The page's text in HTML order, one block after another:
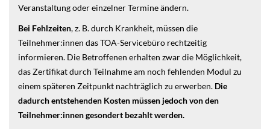
Veranstaltung oder einzelner Termine ändern.
Bei Fehlzeiten, z. B. durch Krankheit, müssen die
Teilnehmer:innen das TOA-Servicebüro rechtzeitig
informieren. Die Betroffenen erhalten zwar die Möglichkeit,
das Zertifikat durch Teilnahme am noch fehlenden Modul zu
einem späteren Zeitpunkt nachträglich zu erwerben. Die
dadurch entstehenden Kosten müssen jedoch von den
Teilnehmer:innen gesondert bezahlt werden.